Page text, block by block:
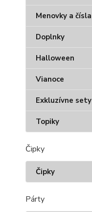
Menovky a čísla
Doplnky
Halloween
Vianoce
Exkluzívne sety
Topiky
Čipky
Čipky
Párty